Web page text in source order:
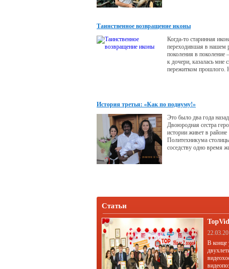
Таинственное возвращение иконы
Когда-то старинная
переходившая в нашем
поколения в поколение
к дочери, казалась мне
пережитком прошлого.
История третья: «Как по подиуму!»
Это было два года
Двоюродная сестра
истории живет в районе
Политехникума
соседству одно время
Статьи
В конце